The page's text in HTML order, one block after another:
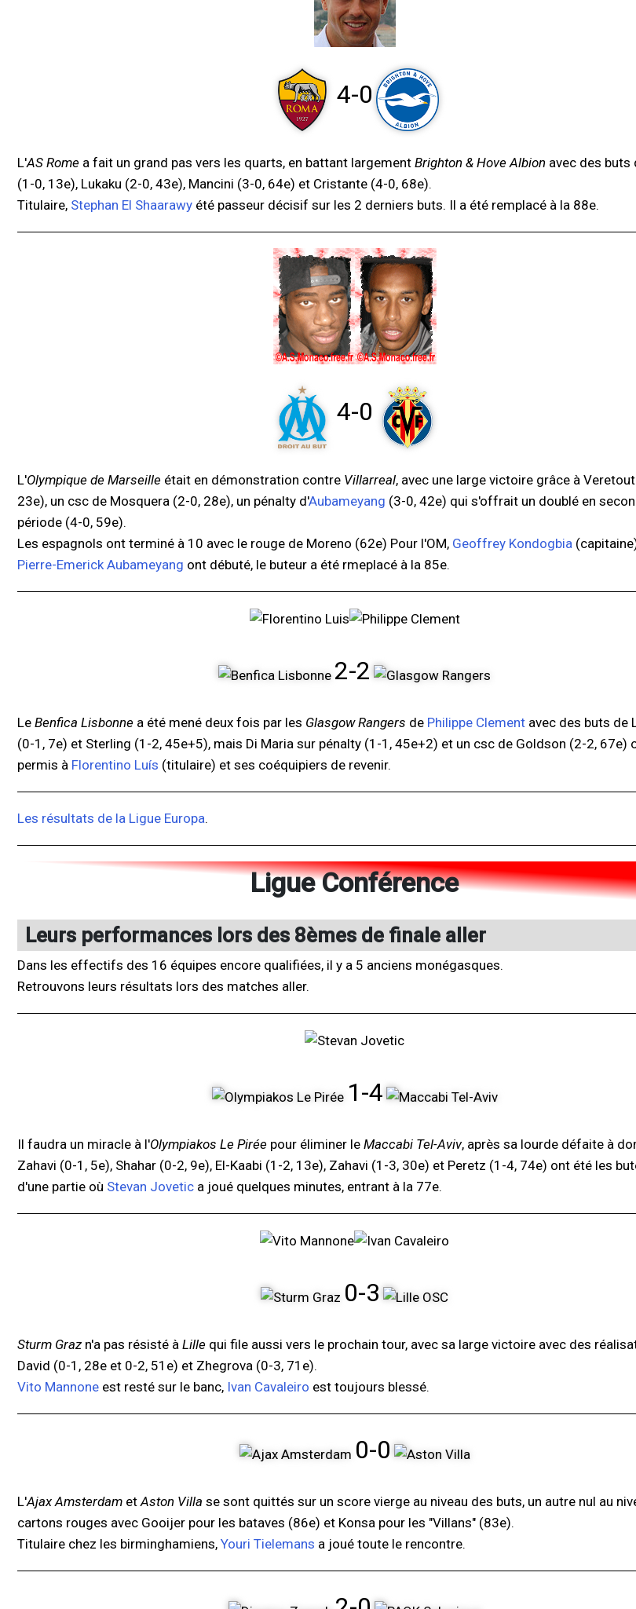
4-0
L'AS Rome a fait un grand pas vers les quarts, en battant largement Brighton & Hove Albion avec des buts
(1-0, 13e), Lukaku (2-0, 43e), Mancini (3-0, 64e) et Cristante (4-0, 68e).
Titulaire, Stephan El Shaarawy été passeur décisif sur les 2 derniers buts. Il a été remplacé à la 88e.
4-0
L'Olympique de Marseille était en démonstration contre Villarreal, avec une large victoire grâce à
23e), un csc de Mosquera (2-0, 28e), un pénalty d'Aubameyang (3-0, 42e) qui s'offrait un doublé en
période (4-0, 59e).
Les espagnols ont terminé à 10 avec le rouge de Moreno (62e) Pour l'OM, Geoffrey Kondogbia
Pierre-Emerick Aubameyang ont débuté, le buteur a été rmeplacé à la 85e.
2-2
Le Benfica Lisbonne a été mené deux fois par les Glasgow Rangers de Philippe Clement avec des buts de
(0-1, 7e) et Sterling (1-2, 45e+5), mais Di Maria sur pénalty (1-1, 45e+2) et un csc de Goldson (2-2, 67e)
permis à Florentino Luís (titulaire) et ses coéquipiers de revenir.
Les résultats de la Ligue Europa.
Ligue Conférence
Leurs performances lors des 8èmes de finale aller
Dans les effectifs des 16 équipes encore qualifiées, il y a 5 anciens monégasques.
Retrouvons leurs résultats lors des matches aller.
1-4
Il faudra un miracle à l'Olympiakos Le Pirée pour éliminer le Maccabi Tel-Aviv, après sa lourde défaite à
Zahavi (0-1, 5e), Shahar (0-2, 9e), El-Kaabi (1-2, 13e), Zahavi (1-3, 30e) et Peretz (1-4, 74e) ont été les
d'une partie où Stevan Jovetic a joué quelques minutes, entrant à la 77e.
0-3
Sturm Graz n'a pas résisté à Lille qui file aussi vers le prochain tour, avec sa large victoire avec des
David (0-1, 28e et 0-2, 51e) et Zhegrova (0-3, 71e).
Vito Mannone est resté sur le banc, Ivan Cavaleiro est toujours blessé.
0-0
L'Ajax Amsterdam etAston Villa se sont quittés sur un score vierge au niveau des buts, un autre nul au
cartons rouges avec Gooijer pour les bataves (86e) et Konsa pour les "Villans" (83e).
Titulaire chez les birminghamiens, Youri Tielemans a joué toute le rencontre.